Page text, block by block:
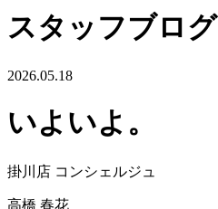
スタッフブログ
2026.05.18
いよいよ。
掛川店 コンシェルジュ
高橋 春花